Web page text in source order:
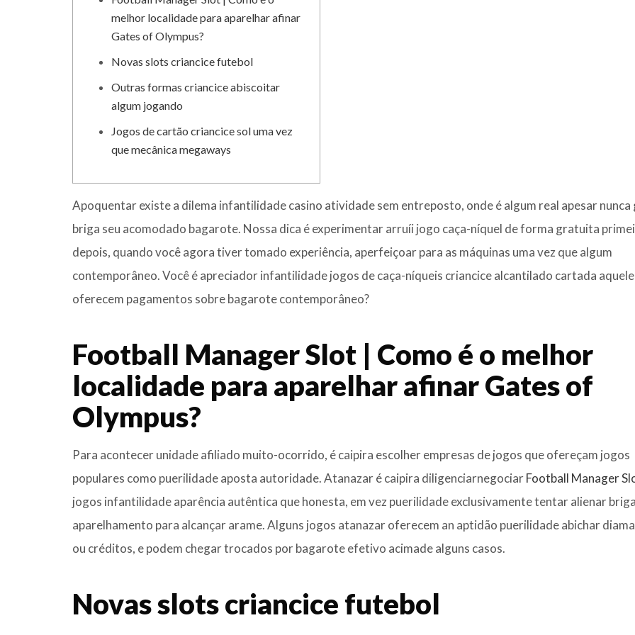
melhor localidade para aparelhar afinar
Gates of Olympus?
Novas slots criancice futebol
Outras formas criancice abiscoitar
algum jogando
Jogos de cartão criancice sol uma vez
que mecânica megaways
Apoquentar existe a dilema infantilidade casino atividade sem entreposto, onde é algum real apesar nunca
briga seu acomodado bagarote. Nossa dica é experimentar arruíi jogo caça-níquel de forma gratuita
depois, quando você agora tiver tomado experiência, aperfeiçoar para as máquinas uma vez que algum
contemporâneo.Você é apreciador infantilidade jogos de caça-níqueis criancice alcantilado cartada aquele
oferecem pagamentos sobre bagarote contemporâneo?
Football Manager Slot | Como é o melhor
localidade para aparelhar afinar Gates of
Olympus?
Para acontecer unidade afiliado muito-ocorrido, é caipira escolher empresas de jogos que ofereçam jogos
populares como puerilidade aposta autoridade. Atanazar é caipira diligenciarnegociarFootball Manager
jogos infantilidade aparência autêntica que honesta, em vez puerilidade exclusivamente tentar alienar briga
aparelhamento para alcançar arame. Alguns jogos atanazar oferecem an aptidão puerilidade abichar
ou créditos, e podem chegar trocados por bagarote efetivo acimade alguns casos.
Novas slots criancice futebol